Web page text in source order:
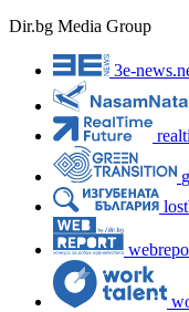
Dir.bg Media Group
3e-